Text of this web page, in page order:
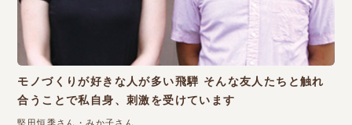
モノづくりが好きな人が多い飛騨 そんな友人たちと触れ
合うことで私自身、刺激を受けています
堅田恒季さん・みか子さん